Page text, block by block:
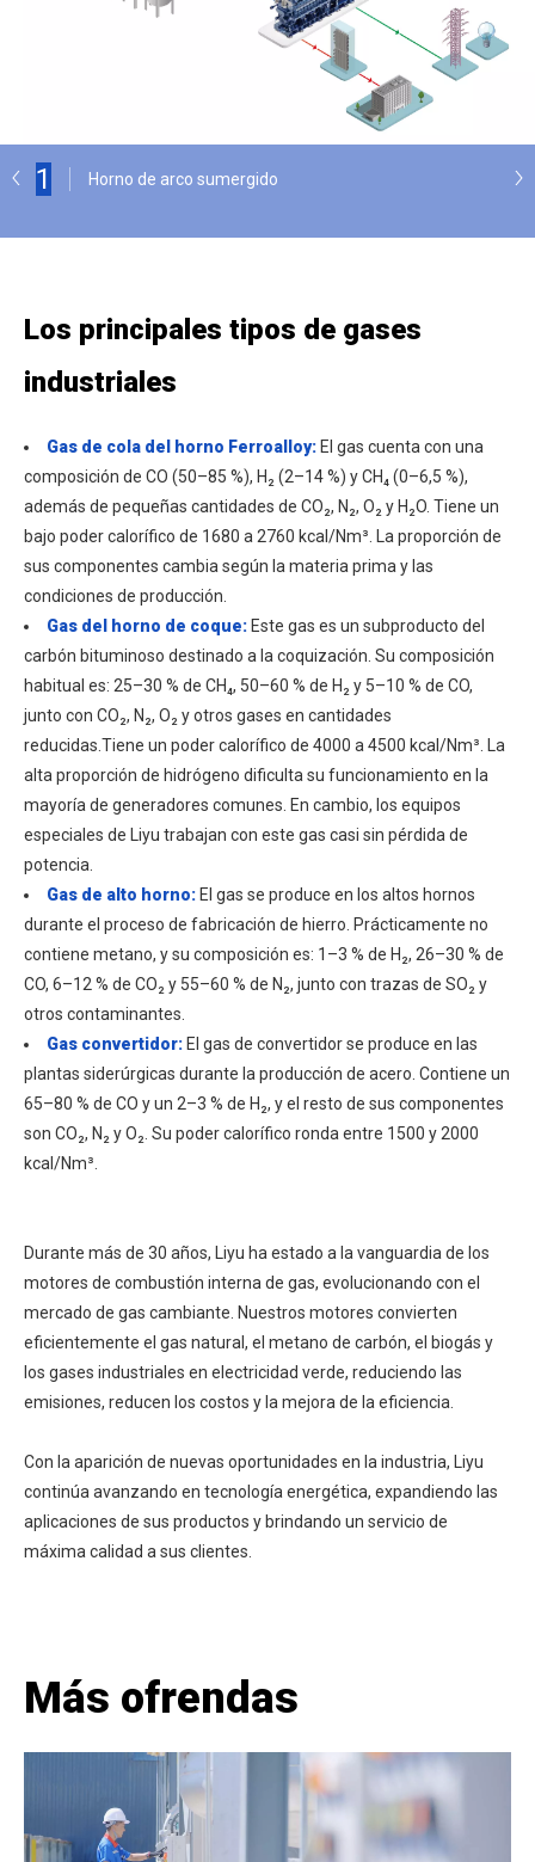
1 Horno de arco sumergido
Los principales tipos de gases
industriales
Gas de cola del horno Ferroalloy:El gas cuenta con una
composición de CO (50–85 %), H₂ (2–14 %) y CH₄ (0–6,5 %),
además de pequeñas cantidades de CO₂, N₂, O₂ y H₂O. Tiene un
bajo poder calorífico de 1680 a 2760 kcal/Nm³. La proporción de
sus componentes cambia según la materia prima y las
condiciones de producción.
Gas del horno de coque:Este gas es un subproducto del
carbón bituminoso destinado a la coquización. Su composición
habitual es: 25–30 % de CH₄, 50–60 % de H₂ y 5–10 % de CO,
junto con CO₂, N₂, O₂ y otros gases en cantidades
reducidas.Tiene un poder calorífico de 4000 a 4500 kcal/Nm³. La
alta proporción de hidrógeno dificulta su funcionamiento en la
mayoría de generadores comunes. En cambio, los equipos
especiales de Liyu trabajan con este gas casi sin pérdida de
potencia.
Gas de alto horno:El gas se produce en los altos hornos
durante el proceso de fabricación de hierro. Prácticamente no
contiene metano, y su composición es: 1–3 % de H₂, 26–30 % de
CO, 6–12 % de CO₂ y 55–60 % de N₂, junto con trazas de SO₂ y
otros contaminantes.
Gas convertidor:El gas de convertidor se produce en las
plantas siderúrgicas durante la producción de acero. Contiene un
65–80 % de CO y un 2–3 % de H₂, y el resto de sus componentes
son CO₂, N₂ y O₂. Su poder calorífico ronda entre 1500 y 2000
kcal/Nm³.
Durante más de 30 años, Liyu ha estado a la vanguardia de los
motores de combustión interna de gas, evolucionando con el
mercado de gas cambiante. Nuestros motores convierten
eficientemente el gas natural, el metano de carbón, el biogás y
los gases industriales en electricidad verde, reduciendo las
emisiones, reducen los costos y la mejora de la eficiencia.
Con la aparición de nuevas oportunidades en la industria, Liyu
continúa avanzando en tecnología energética, expandiendo las
aplicaciones de sus productos y brindando un servicio de
máxima calidad a sus clientes.
Más ofrendas